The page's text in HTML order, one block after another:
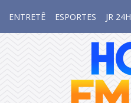
ENTRETÊ ESPORTES JR 24H